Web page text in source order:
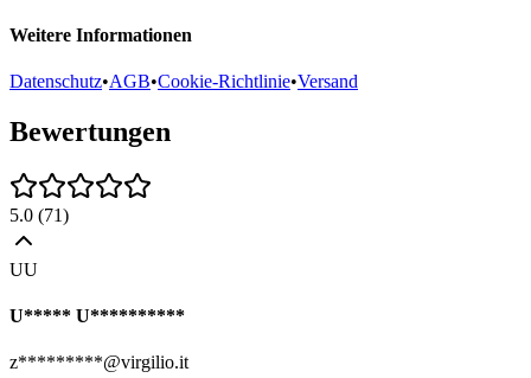
Weitere Informationen
Datenschutz•AGB•Cookie-Richtlinie•Versand
Bewertungen
5.0 (71)
UU
U***** U**********
z*********@virgilio.it